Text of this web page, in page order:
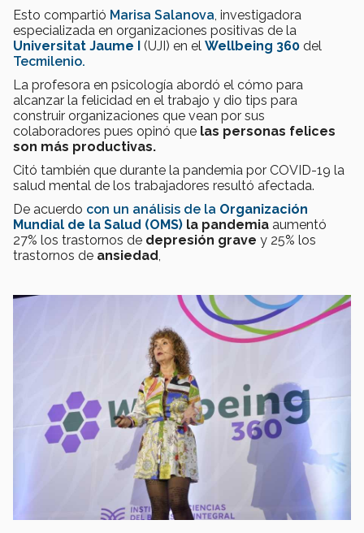
Esto compartió Marisa Salanova , investigadora
especializada en organizaciones positivas de la
Universitat Jaume I (UJI) en el Wellbeing 360 del
Tecmilenio.
La profesora en psicología abordó el cómo para
alcanzar la felicidad en el trabajo y dio tips para
construir organizaciones que vean por sus
colaboradores pues opinó que las personas felices
son más productivas.
Citó también que durante la pandemia por COVID-19 la
salud mental de los trabajadores resultó afectada.
De acuerdo con un análisis de la Organización
Mundial de la Salud (OMS) la pandemia aumentó
27% los trastornos de depresión grave y 25% los
trastornos de ansiedad